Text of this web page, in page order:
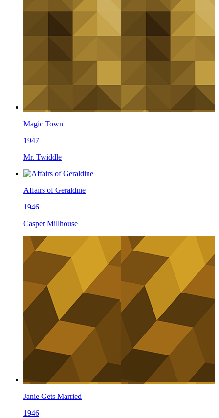
Magic Town
1947
Mr. Twiddle
Affairs of Geraldine
1946
Casper Millhouse
Janie Gets Married
1946